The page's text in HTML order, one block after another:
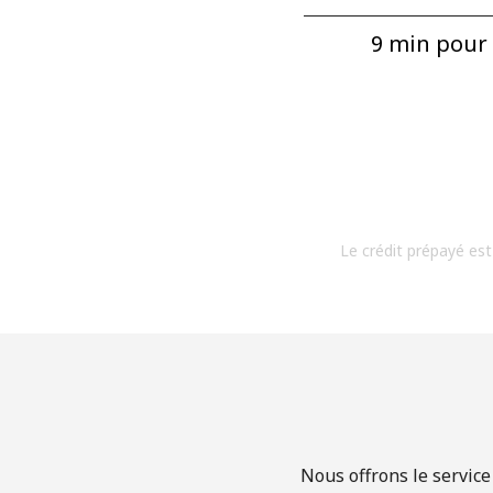
9 min pour
Le crédit prépayé
Nous offrons le